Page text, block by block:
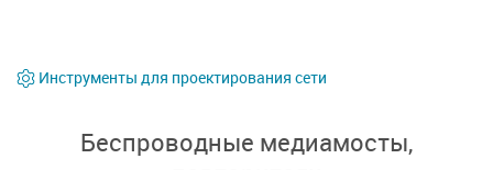
Инструменты для проектирования сети
Беспроводные медиамосты,